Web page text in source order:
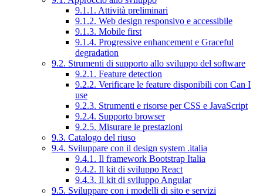
9.1.1. Attività preliminari
9.1.2. Web design responsivo e accessibile
9.1.3. Mobile first
9.1.4. Progressive enhancement e Graceful
degradation
9.2. Strumenti di supporto allo sviluppo del software
9.2.1. Feature detection
9.2.2. Verificare le feature disponibili con Can I
use
9.2.3. Strumenti e risorse per CSS e JavaScript
9.2.4. Supporto browser
9.2.5. Misurare le prestazioni
9.3. Catalogo del riuso
9.4. Sviluppare con il design system .italia
9.4.1. Il framework Bootstrap Italia
9.4.2. Il kit di sviluppo React
9.4.3. Il kit di sviluppo Angular
9.5. Sviluppare con i modelli di sito e servizi